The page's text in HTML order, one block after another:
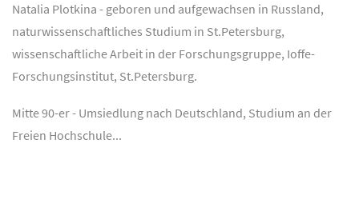
Natalia Plotkina - geboren und aufgewachsen in Russland,
naturwissenschaftliches Studium in St.Petersburg,
wissenschaftliche Arbeit in der Forschungsgruppe, Ioffe-
Forschungsinstitut, St.Petersburg.
Mitte 90-er - Umsiedlung nach Deutschland, Studium an der
Freien Hochschule...